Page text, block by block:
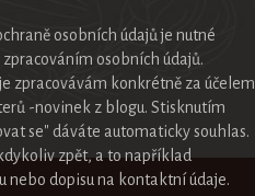
osobních údajů je nutné
osobních údajů.
zpracovávám konkrétně za účelem
-novinek z blogu. Stisknutím
se" dáváte automaticky souhlas.
zpět, a to například
nebo dopisu na kontaktní údaje.